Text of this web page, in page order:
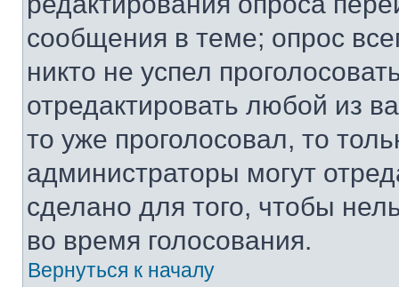
сообщения в теме; опрос
никто не успел
отредактировать любой из
то уже проголосовал, то
администраторы могут
сделано для того, чтобы
во время голосования.
Вернуться к началу